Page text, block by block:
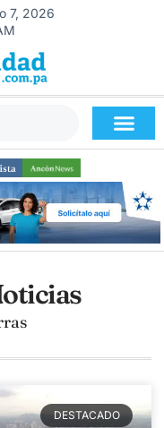
7, 2026
DESTACADO